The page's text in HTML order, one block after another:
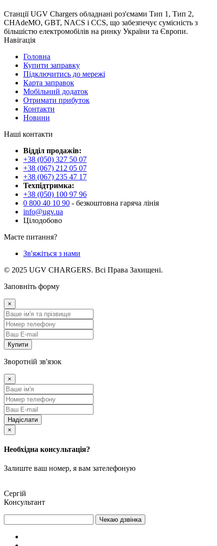
Станції UGV Chargers обладнані роз'ємами Тип 1, Тип 2,
CHAdeMO, GBT, NACS і CCS, що забезпечує сумісність з
більшістю електромобілів на ринку України та Європи.
Навігація
Головна
Купити заправку
Підключитись до мережі
Карта заправок
Мобільний додаток
Отримати прибуток
Контакти
Новини
Наші контакти
Відділ продажів:
+38 (050) 327 50 07
+38 (067) 212 05 07
+38 (067) 235 47 17
Техпідтримка:
+38 (050) 100 97 96
0 800 40 10 90 - безкоштовна гаряча лінія
info@ugv.ua
Цілодобово
Маєте питання?
Зв'яжіться з нами
© 2025 UGV CHARGERS. Всі Права Захищені.
Заповніть форму
×
Купити
Зворотній зв'язок
×
Надіслати
×
Необхідна консультація?
Залиште ваш номер, я вам зателефоную
Сергій
Консультант
Чекаю дзвінка